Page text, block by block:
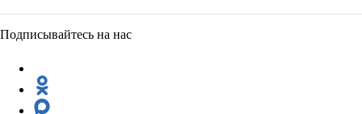
Подписывайтесь на нас